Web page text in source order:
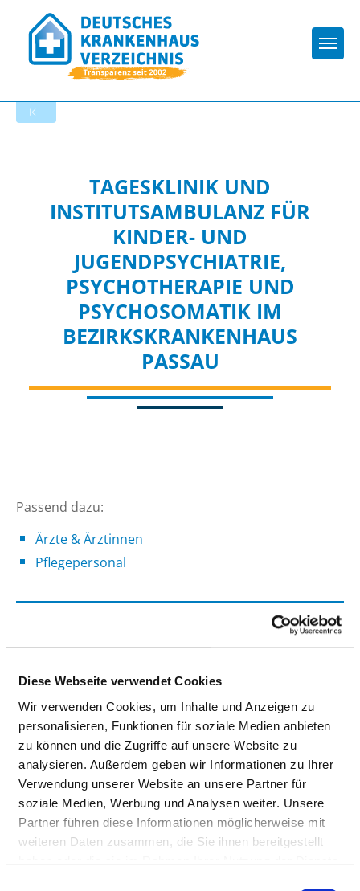
Diese Webseite verwendet Cookies
Wir verwenden Cookies, um Inhalte und Anzeigen zu
personalisieren, Funktionen für soziale Medien anbieten
zu können und die Zugriffe auf unsere Website zu
analysieren. Außerdem geben wir Informationen zu Ihrer
Verwendung unserer Website an unsere Partner für
soziale Medien, Werbung und Analysen weiter. Unsere
Partner führen diese Informationen möglicherweise mit
weiteren Daten zusammen, die Sie ihnen bereitgestellt
TAGESKLINIK UND
INSTITUTSAMBULANZ FÜR
KINDER- UND
JUGENDPSYCHIATRIE,
PSYCHOTHERAPIE UND
PSYCHOSOMATIK IM
BEZIRKSKRANKENHAUS
PASSAU
Passend dazu:
Ärzte & Ärztinnen
Pflegepersonal
AUSGEWÄHLTES THERAPEUTISCHES
Personal des gesamten Krankenhauses.
AUSGEWÄHLTES THERAPEUTISCHES
PERSONAL IN PSYCHIATRIE UND
PSYCHOSOMATIK
DIPLOM-PSYCHOLOGEN UND DIPLOM-